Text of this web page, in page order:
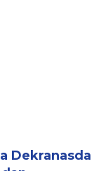
Dekranasda